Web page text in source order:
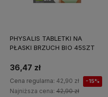
PHYSALIS TABLETKI NA
PŁASKI BRZUCH BIO 45SZT
36,47 zł
Cena regularna: 42,90 zł -15%
Najniższa cena: 42,90 zł